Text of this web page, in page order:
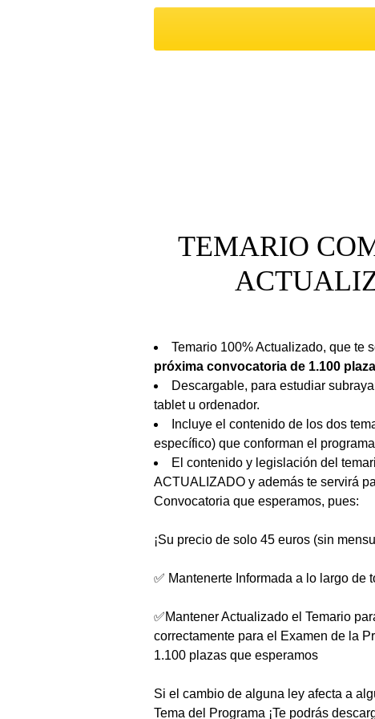
TEMARIO
Temario 100% Actualizado, que te
próxima convocatoria de 1.100
Descargable, para estudiar
tablet u ordenador.
Incluye el contenido de los dos
específico) que conforman el
El contenido y legislación del
ACTUALIZADO y además te servirá
Convocatoria que esperamos, pues:
¡Su precio de solo 45 euros (sin
✅ Mantenerte Informada a lo largo de
✅Mantener Actualizado el Temario
correctamente para el Examen de la
1.100 plazas que esperamos
Si el cambio de alguna ley afecta a
Tema del Programa ¡Te podrás